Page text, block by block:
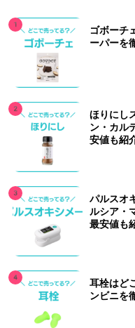
ゴボーチ
ーパーを
ほりにし
ン・カル
安値も紹
パルスオ
ルシア・
最安値も
耳栓はど
ンビニを